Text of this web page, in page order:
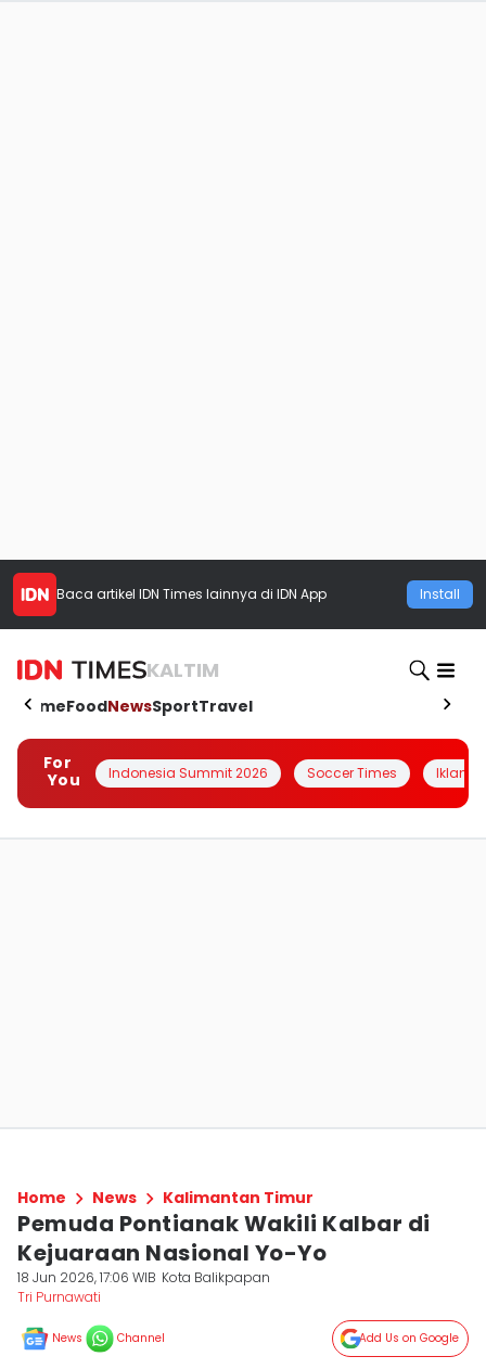
Baca artikel IDN Times lainnya di IDN App Install
KALTIM
HomeFoodNewsSportTravel
For
You
Indonesia Summit 2026 Soccer Times Iklanin
Home News Kalimantan Timur
Pemuda Pontianak Wakili Kalbar di
Kejuaraan Nasional Yo-Yo
18 Jun 2026, 17:06 WIB Kota Balikpapan
Tri Purnawati
News Channel Add Us on Google